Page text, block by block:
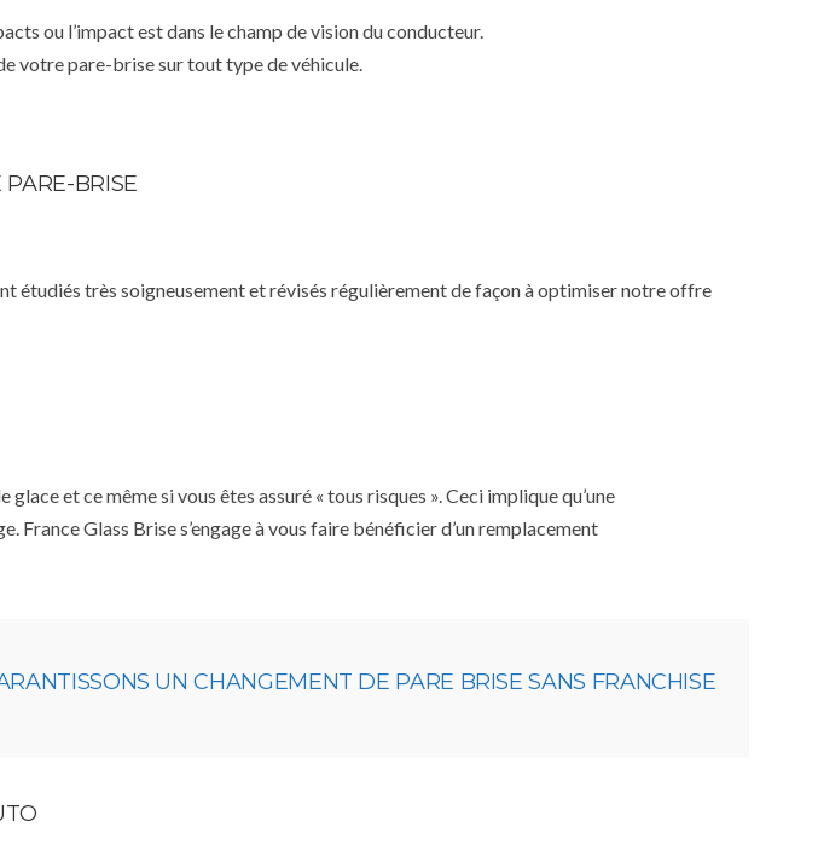
ou l’impact est dans le champ de vision du conducteur.
votre pare-brise sur tout type de véhicule.
BRISE
étudiés très soigneusement et révisés régulièrement de façon à optimiser notre offre
et ce même si vous êtes assuré « tous risques ». Ceci implique qu’une
Glass Brise s’engage à vous faire bénéficier d’un remplacement
UN CHANGEMENT DE PARE BRISE SANS FRANCHISE